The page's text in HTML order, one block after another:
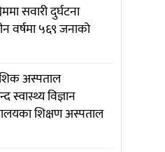
सवारी दुर्घटना
वर्षमा ५६९ जनाको
अस्पताल
स्वास्थ्य विज्ञान
शिक्षण अस्पताल